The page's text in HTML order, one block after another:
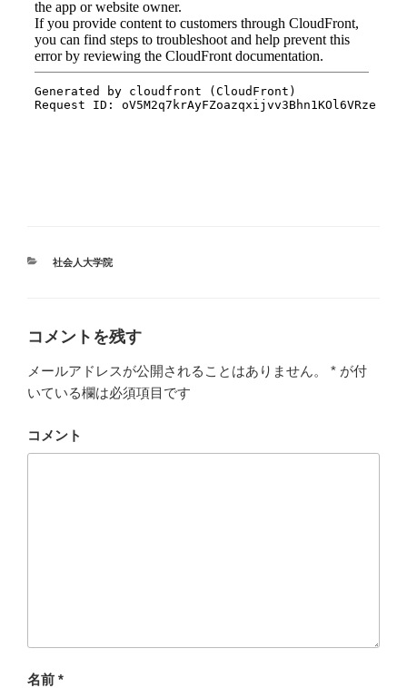
カ
社会人大学院
コメントを残す
メールアドレスが公開されることはありません。 * が付
いている欄は必須項目です
コメント
名前 *